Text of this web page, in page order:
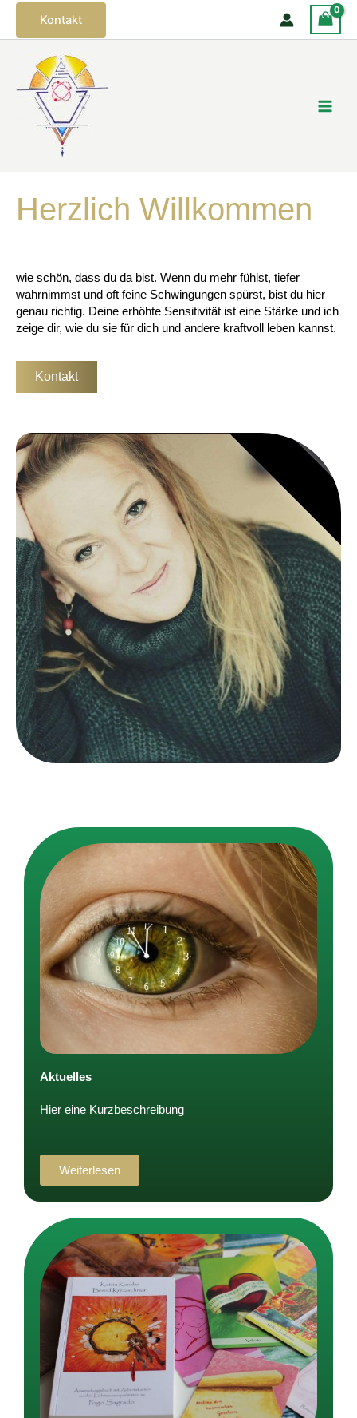
Zum
Kontakt
Herzlich Willkommen
wie schön, dass du da bist. Wenn du mehr fühlst, tiefer
wahrnimmst und oft feine Schwingungen spürst, bist du hier
genau richtig. Deine erhöhte Sensitivität ist eine Stärke und ich
zeige dir, wie du sie für dich und andere kraftvoll leben kannst.
Kontakt
Aktuelles
Hier eine Kurzbeschreibung
Weiterlesen